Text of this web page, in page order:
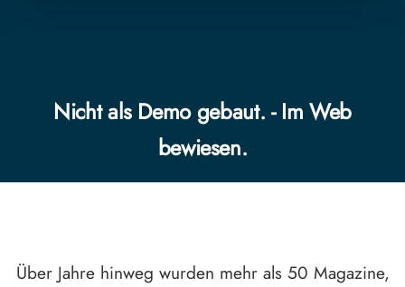
Nicht als Demo gebaut. - Im Web
bewiesen.
Über Jahre hinweg wurden mehr als 50 Magazine,